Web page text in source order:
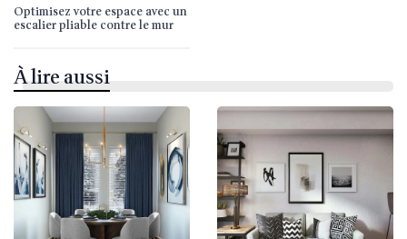
Optimisez votre espace avec un
escalier pliable contre le mur
À lire aussi